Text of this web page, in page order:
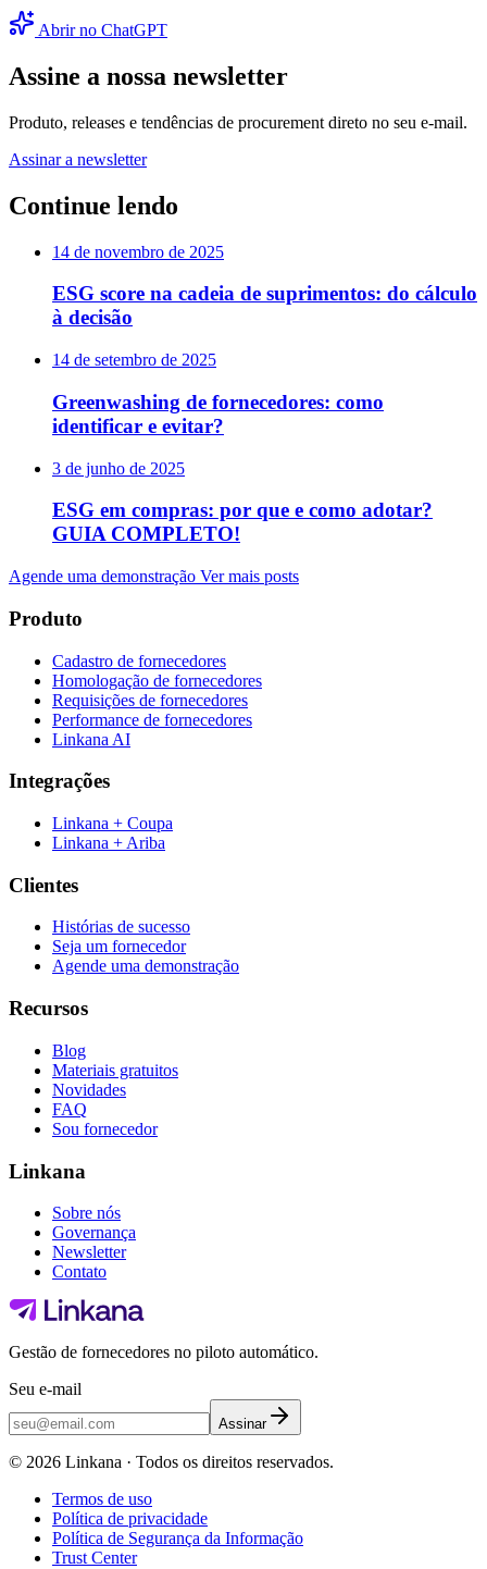
Abrir no ChatGPT
Assine a nossa newsletter
Produto, releases e tendências de procurement direto no seu e-mail.
Assinar a newsletter
Continue lendo
14 de novembro de 2025
ESG score na cadeia de suprimentos: do cálculo
à decisão
14 de setembro de 2025
Greenwashing de fornecedores: como
identificar e evitar?
3 de junho de 2025
ESG em compras: por que e como adotar?
GUIA COMPLETO!
Agende uma demonstração Ver mais posts
Produto
Cadastro de fornecedores
Homologação de fornecedores
Requisições de fornecedores
Performance de fornecedores
Linkana AI
Integrações
Linkana + Coupa
Linkana + Ariba
Clientes
Histórias de sucesso
Seja um fornecedor
Agende uma demonstração
Recursos
Blog
Materiais gratuitos
Novidades
FAQ
Sou fornecedor
Linkana
Sobre nós
Governança
Newsletter
Contato
Gestão de fornecedores no piloto automático.
Seu e-mail
Assinar
© 2026 Linkana · Todos os direitos reservados.
Termos de uso
Política de privacidade
Política de Segurança da Informação
Trust Center